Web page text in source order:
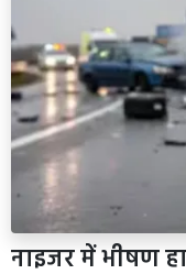
नाइजर में भीषण